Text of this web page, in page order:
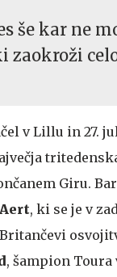
še kar ne
zaokroži
v Lillu in 27.
Giru.
, ki se je v
, šampion Toura